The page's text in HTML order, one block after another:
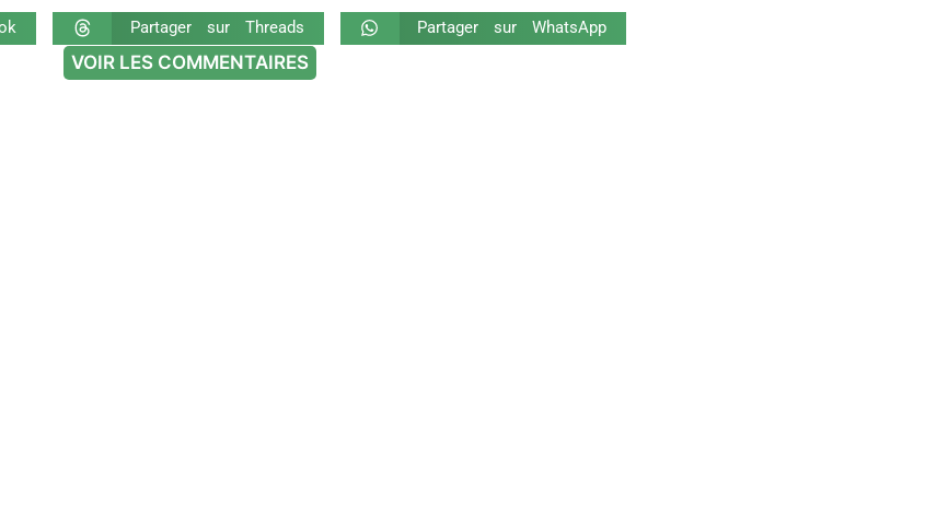
Partager sur Threads Partager sur WhatsApp
VOIR LES COMMENTAIRES